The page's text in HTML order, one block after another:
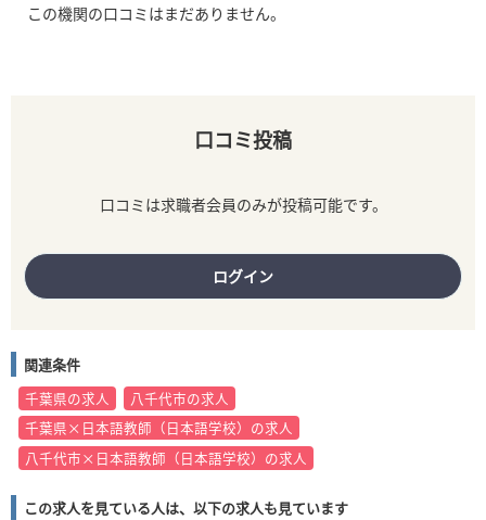
この機関の口コミはまだありません。
口コミ投稿
口コミは求職者会員のみが投稿可能です。
ログイン
関連条件
千葉県の求人
八千代市の求人
千葉県×日本語教師（日本語学校）の求人
八千代市×日本語教師（日本語学校）の求人
この求人を見ている人は、以下の求人も見ています